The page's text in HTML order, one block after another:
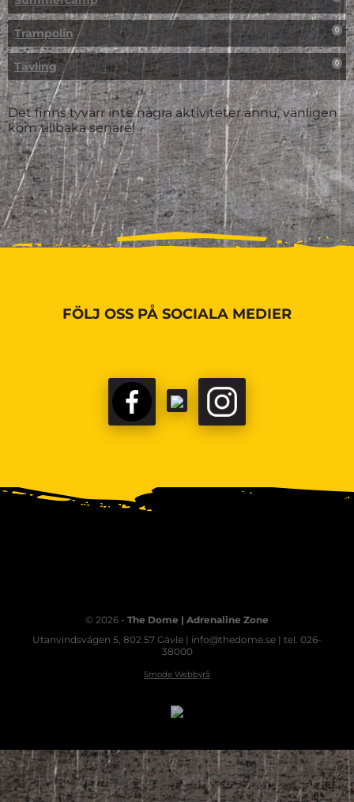
Trampolin 0
Tävling 0
Det finns tyvärr inte några aktiviteter ännu, vänligen
kom tillbaka senare!
FÖLJ OSS PÅ SOCIALA MEDIER
© 2026 - The Dome | Adrenaline Zone
Utanvindsvägen 5, 802 57 Gävle | info@thedome.se | tel. 026-
38000
Smode Webbyrå